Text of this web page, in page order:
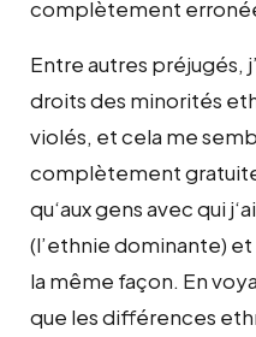
complètement
Entre autres préjugés,
droits des minorités
violés, et cela me
complètement
qu‘aux gens avec qui
(l’ethnie dominante)
la même façon. En
que les différences